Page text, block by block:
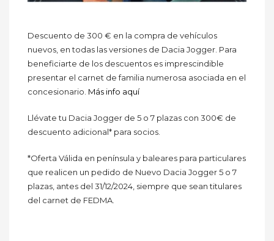
Descuento de 300 € en la compra de vehículos
nuevos, en todas las versiones de Dacia Jogger. Para
beneficiarte de los descuentos es imprescindible
presentar el carnet de familia numerosa asociada en el
concesionario. Más info aquí
Llévate tu Dacia Jogger de 5 o 7 plazas con 300€ de
descuento adicional* para socios.
*Oferta Válida en península y baleares para particulares
que realicen un pedido de Nuevo Dacia Jogger 5 o 7
plazas, antes del 31/12/2024, siempre que sean titulares
del carnet de FEDMA.